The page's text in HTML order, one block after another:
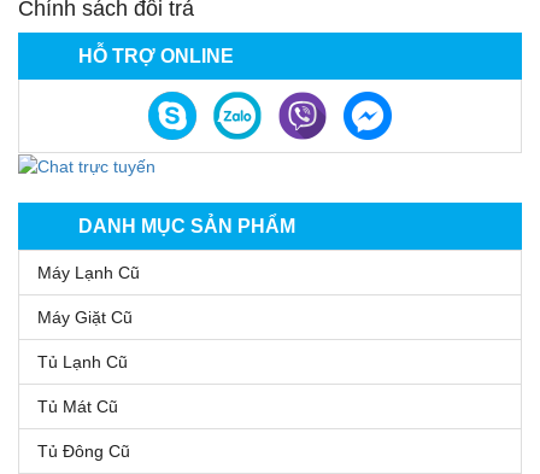
HỖ TRỢ ONLINE
DANH MỤC SẢN PHẨM
Máy Lạnh Cũ
Máy Giặt Cũ
Tủ Lạnh Cũ
Tủ Mát Cũ
Tủ Đông Cũ
Chính sách đổi trả